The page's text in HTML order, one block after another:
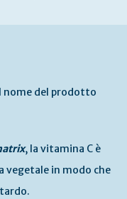
nome del prodotto
, la vitamina C è
vegetale in modo che